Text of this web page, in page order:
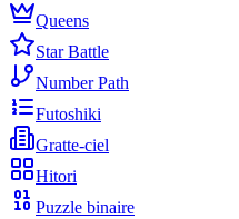
Queens
Star Battle
Number Path
Futoshiki
Gratte-ciel
Hitori
Puzzle binaire